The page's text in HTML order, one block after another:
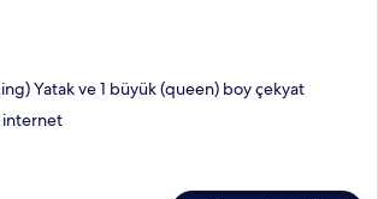
Yatak ve 1 büyük (queen) boy çekyat
internet